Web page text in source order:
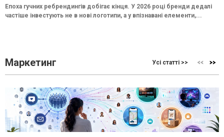
Епоха гучних ребрендингів добігає кінця. У 2026 році бренди дедалі
частіше інвестують не в нові логотипи, а у впізнавані елементи,...
Маркетинг Усі статті >>